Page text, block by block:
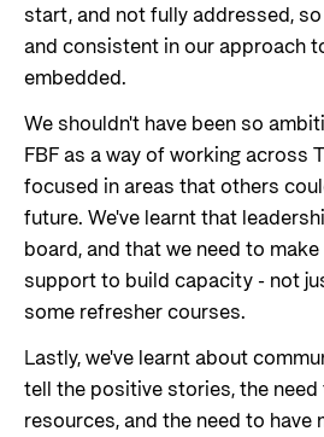
start, and not fully addressed,
and consistent in our approach
embedded.
We shouldn't have been so
FBF as a way of working across
focused in areas that others
future. We've learnt that
board, and that we need to
support to build capacity - not
some refresher courses.
Lastly, we've learnt about
tell the positive stories, the
resources, and the need to have